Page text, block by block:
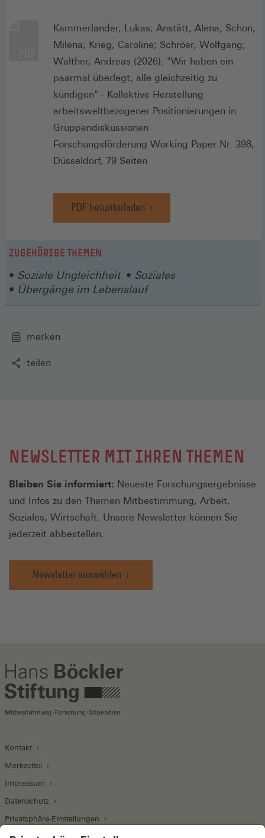
Kammerlander, Lukas; Anstätt, Alena; Schon,
Milena; Krieg, Caroline; Schröer, Wolfgang;
Walther, Andreas (2026): "Wir haben ein
paarmal überlegt, alle gleichzeitig zu
kündigen" - Kollektive Herstellung
arbeitsweltbezogener Positionierungen in
Gruppendiskussionen
Forschungsförderung Working Paper Nr. 398,
Düsseldorf, 79 Seiten
PDF herunterladen
ZUGEHÖRIGE THEMEN
Soziale Ungleichheit
Soziales
Übergänge im Lebenslauf
merken
teilen
NEWSLETTER MIT IHREN THEMEN
Bleiben Sie informiert: Neueste Forschungsergebnisse
und Infos zu den Themen Mitbestimmung, Arbeit,
Soziales, Wirtschaft. Unsere Newsletter können Sie
jederzeit abbestellen.
Newsletter auswählen
Kontakt
Merkzettel
Impressum
Datenschutz
Privatsphäre-Einstellungen